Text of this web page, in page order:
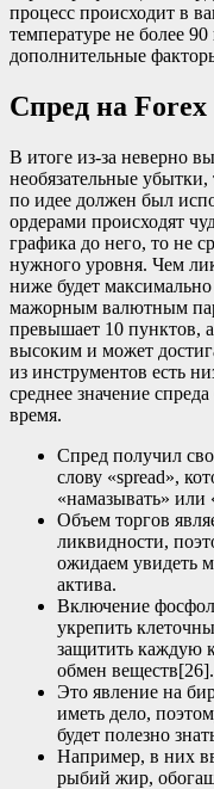
процесс происходит в
температуре не более
дополнительные
Спред на Forex
В итоге из-за неверно
необязательные
по идее должен был
ордерами происходят
графика до него, то не
нужного уровня. Чем
ниже будет
мажорным валютным
превышает 10 пунктов,
высоким и может
из инструментов есть
среднее значение
время.
Спред получил
слову «spread»,
«намазывать» или
Объем торгов
ликвидности,
ожидаем увидеть
актива.
Включение
укрепить
защитить каждую
обмен веществ[26].
Это явление на
иметь дело,
будет полезно
Например, в них
рыбий жир,